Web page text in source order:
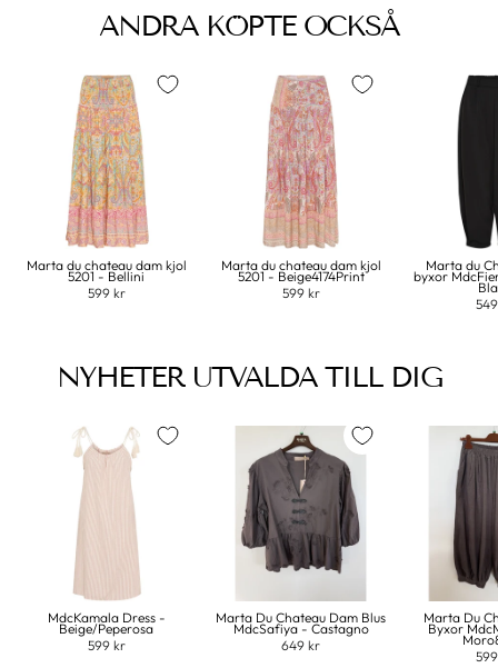
ANDRA KÖPTE OCKSÅ
Marta du chateau dam kjol
5201 - Bellini
599 kr
Marta du chateau dam kjol
5201 - Beige4174Print
599 kr
Marta du
byxor
NYHETER UTVALDA TILL DIG
MdcKamala Dress -
Beige/Peperosa
599 kr
Marta Du Chateau Dam Blus
MdcSafiya - Castagno
649 kr
Marta Du
Byxor